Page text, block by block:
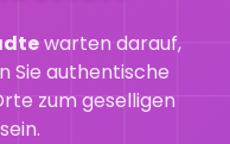
warten darauf,
Sie authentische
zum geselligen